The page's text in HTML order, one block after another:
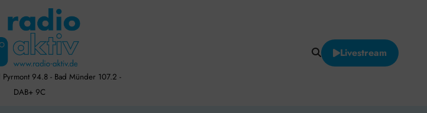
Pyrmont 94.8 - Bad Münder 107.2 -
DAB+ 9C
Livestream